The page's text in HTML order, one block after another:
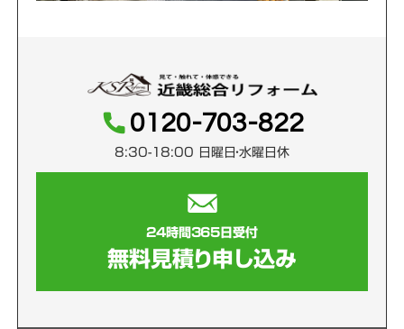
0120-703-822
8:30-18:00 日曜日・水曜日休
24時間365日受付
無料見積り申し込み